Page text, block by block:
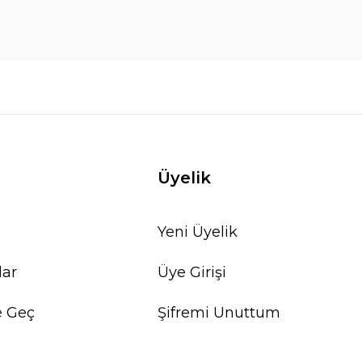
Geç
Üyelik
Yeni Üyelik
Üye Girişi
Şifremi Unuttum